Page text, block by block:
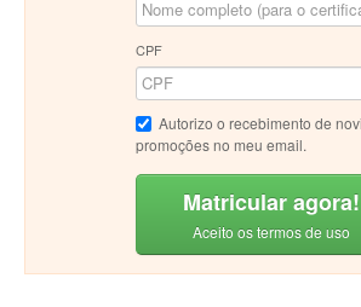
CPF
Autorizo o recebimento de
promoções no meu email.
Matricular agora!
Aceito os termos de uso